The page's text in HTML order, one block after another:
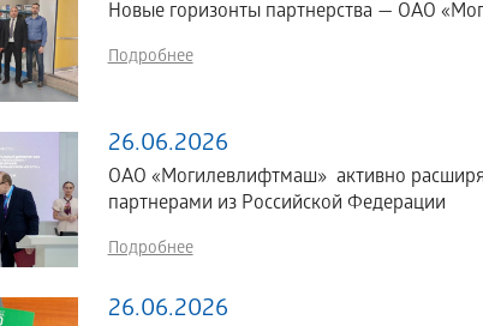
Новые горизонты партнерства — ОАО
Подробнее
26.06.2026
ОАО «Могилевлифтмаш» активно
партнерами из Российской Федерации
Подробнее
26.06.2026